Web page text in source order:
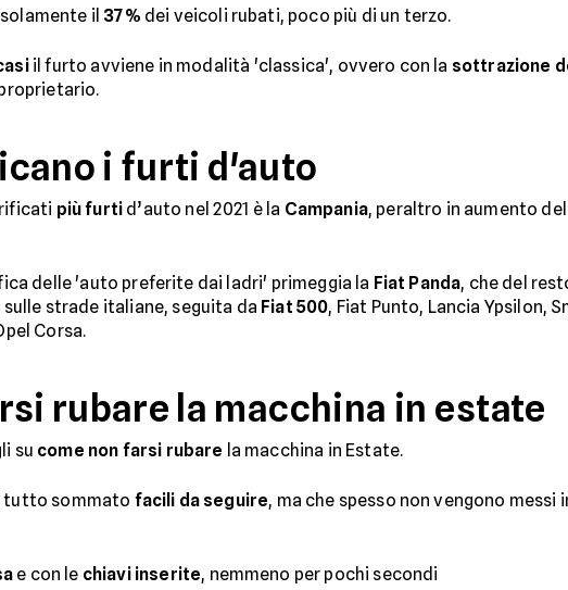
solamente il 37% dei veicoli rubati, poco più di un terzo.
il furto avviene in modalità 'classica', ovvero con la sottrazione
i furti d'auto
più furti d’auto nel 2021 è la Campania, peraltro in aumento
delle 'auto preferite dai ladri' primeggia la Fiat Panda, che del
sulle strade italiane, seguita da Fiat 500, Fiat Punto, Lancia Ypsilon,
Corsa.
rubare la macchina in estate
su come non farsi rubare la macchina in Estate.
tutto sommato facili da seguire, ma che spesso non vengono messi
e con le chiavi inserite, nemmeno per pochi secondi